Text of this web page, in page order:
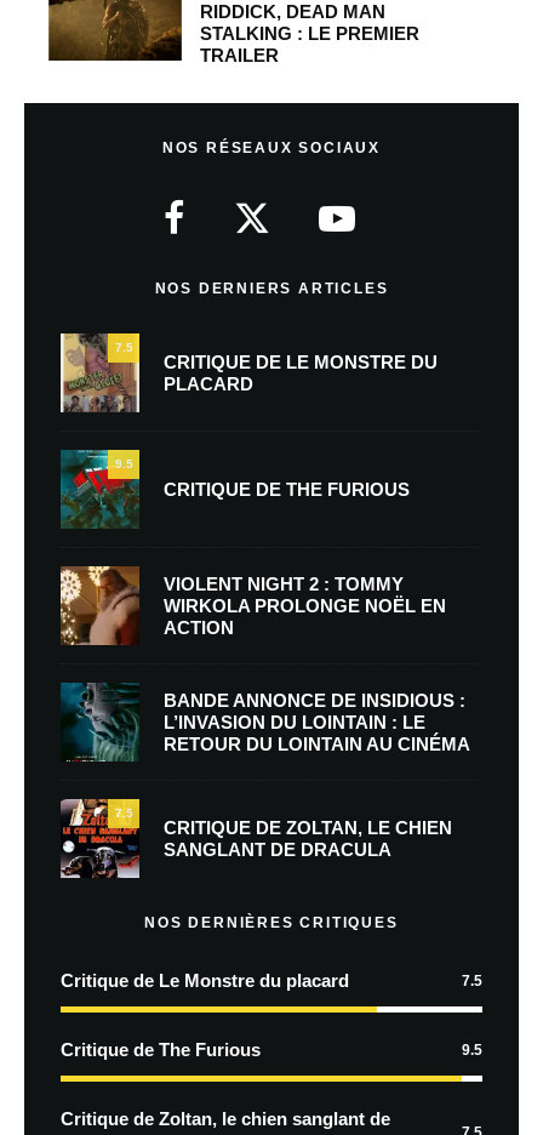
RIDDICK, DEAD MAN
STALKING : LE PREMIER
TRAILER
NOS RÉSEAUX SOCIAUX
NOS DERNIERS ARTICLES
7.5
CRITIQUE DE LE MONSTRE DU
PLACARD
9.5
CRITIQUE DE THE FURIOUS
VIOLENT NIGHT 2 : TOMMY
WIRKOLA PROLONGE NOËL EN
ACTION
BANDE ANNONCE DE INSIDIOUS :
L’INVASION DU LOINTAIN : LE
RETOUR DU LOINTAIN AU CINÉMA
7.5
CRITIQUE DE ZOLTAN, LE CHIEN
SANGLANT DE DRACULA
NOS DERNIÈRES CRITIQUES
Critique de Le Monstre du placard 7.5
Critique de The Furious 9.5
Critique de Zoltan, le chien sanglant de